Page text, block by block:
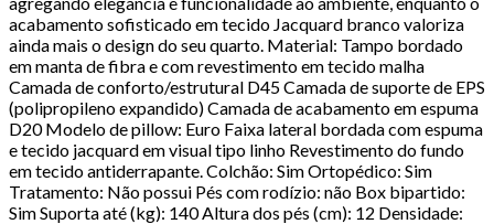
acabamento sofisticado em tecido Jacquard branco valoriza
ainda mais o design do seu quarto. Material: Tampo bordado
em manta de fibra e com revestimento em tecido malha
Camada de conforto/estrutural D45 Camada de suporte de EPS
(polipropileno expandido) Camada de acabamento em espuma
D20 Modelo de pillow: Euro Faixa lateral bordada com espuma
e tecido jacquard em visual tipo linho Revestimento do fundo
em tecido antiderrapante. Colchão: Sim Ortopédico: Sim
Tratamento: Não possui Pés com rodízio: não Box bipartido:
Sim Suporta até (kg): 140 Altura dos pés (cm): 12 Densidade: